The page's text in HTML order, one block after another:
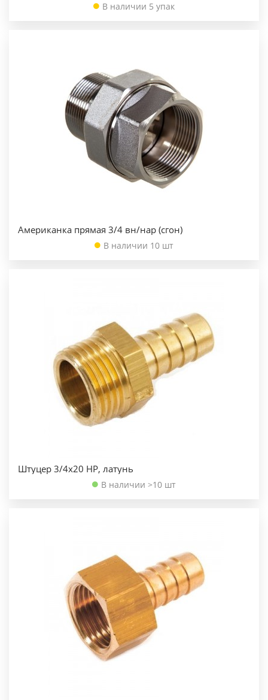
В наличии 5 упак
Американка прямая 3/4 вн/нар (сгон)
В наличии 10 шт
Штуцер 3/4х20 НР, латунь
В наличии >10 шт